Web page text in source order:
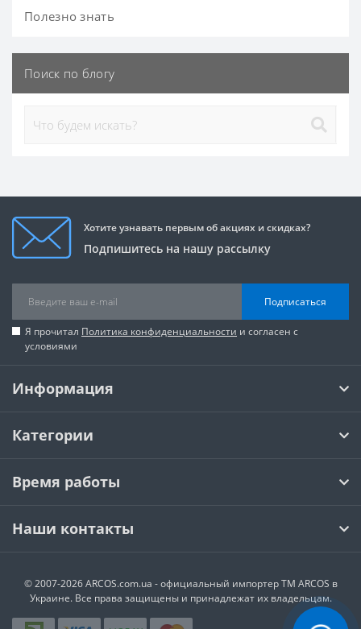
Полезно знать
Поиск по блогу
Хотите узнавать первым об акциях и скидках?
Подпишитесь на нашу рассылку
Подписаться
Я прочитал Политика конфиденциальности и согласен с
условиями
Информация
Категории
Время работы
Наши контакты
© 2007-2026 ARCOS.com.ua - официальный импортер ТМ ARCOS в
Украине. Все права защищены и принадлежат их владельцам.